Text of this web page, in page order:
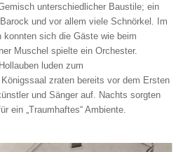
unterschiedlicher Baustile; ein
und vor allem viele Schnörkel. Im
konnten sich die Gäste wie beim
Muschel spielte ein Orchester.
luden zum
zraten bereits vor dem Ersten
und Sänger auf. Nachts sorgten
ein „Traumhaftes“ Ambiente.